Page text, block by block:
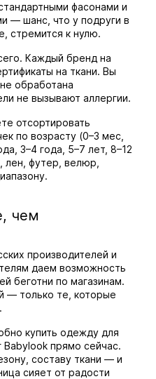
фасонами и
— шанс, что у подруги в
стремится к нулю.
Каждый бренд на
на ткани. Вы
обработана
не вызывают аллергии.
отсортировать
по возрасту (0–3 мес,
3–4 года, 5–7 лет, 8–12
лен, футер, велюр,
чем
производителей и
даем возможность
беготни по магазинам.
— только те, которые
купить одежду для
Babylook прямо сейчас.
составу ткани — и
сияет от радости